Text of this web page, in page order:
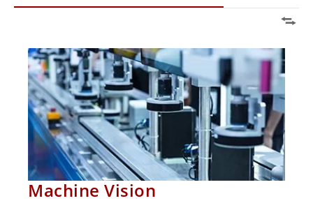
Machine Vision